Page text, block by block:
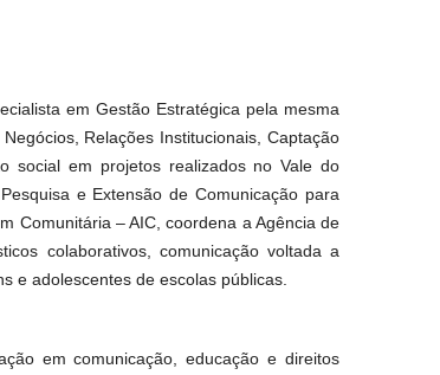
em Gestão Estratégica pela mesma
Relações Institucionais, Captação
social em projetos realizados no Vale do
e Extensão de Comunicação para
Comunitária – AIC, coordena a Agência de
colaborativos, comunicação voltada a
e adolescentes de escolas públicas.
em comunicação, educação e direitos